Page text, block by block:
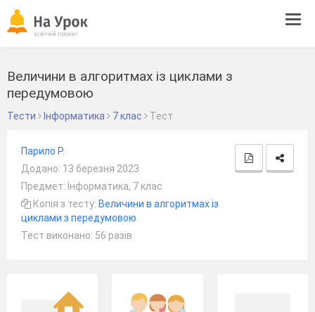
Величини в алгоритмах із циклами з
передумовою
Тести Інформатика 7 клас Тест
Парило Р.
Додано: 13 березня 2023
Предмет: Інформатика, 7 клас
Копія з тесту: Величини в алгоритмах із
циклами з передумовою
Тест виконано: 56 разів